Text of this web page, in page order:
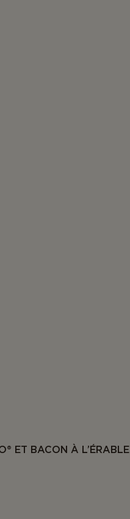
ET BACON À L’ÉRABLE